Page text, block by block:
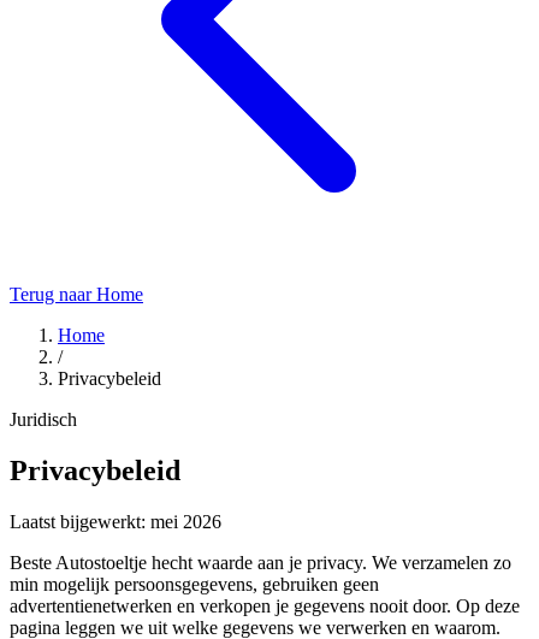
Terug naar Home
Home
/
Privacybeleid
Juridisch
Privacybeleid
Laatst bijgewerkt: mei 2026
Beste Autostoeltje hecht waarde aan je privacy. We verzamelen zo
min mogelijk persoonsgegevens, gebruiken geen
advertentienetwerken en verkopen je gegevens nooit door. Op deze
pagina leggen we uit welke gegevens we verwerken en waarom.